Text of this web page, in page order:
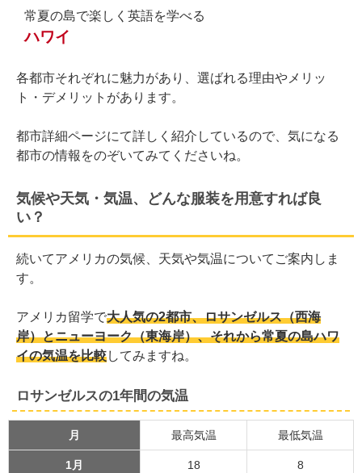
常夏の島で楽しく英語を学べる
ハワイ
各都市それぞれに魅力があり、選ばれる理由やメリッ
ト・デメリットがあります。
都市詳細ページにて詳しく紹介しているので、気になる
都市の情報をのぞいてみてくださいね。
気候や天気・気温、どんな服装を用意すれば良
い？
続いてアメリカの気候、天気や気温についてご案内しま
す。
アメリカ留学で大人気の2都市、ロサンゼルス（西海
岸）とニューヨーク（東海岸）、それから常夏の島ハワ
イの気温を比較してみますね。
ロサンゼルスの1年間の気温
月 最高気温 最低気温
1月 18 8